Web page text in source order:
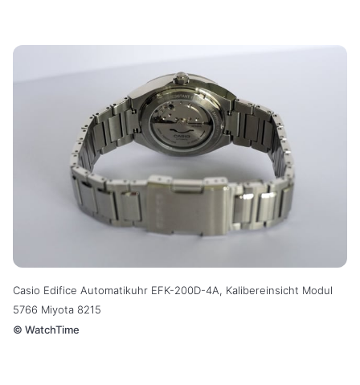
Casio Edifice Automatikuhr EFK-200D-4A, Kalibereinsicht Modul
5766 Miyota 8215
© WatchTime